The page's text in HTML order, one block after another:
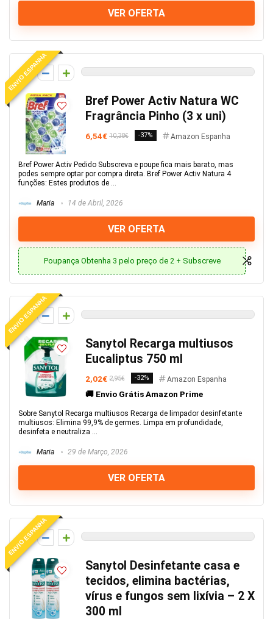
VER OFERTA
ENVIO ESPANHA
0
Bref Power Activ Natura WC
Fragrância Pinho (3 x uni)
6,54€ 10,38€ -37% Amazon Espanha
Bref Power Activ Pedido Subscreva e poupe fica mais barato, mas
podes sempre optar por compra direta. Bref Power Activ Natura 4
funções: Estes produtos de ...
Maria 14 de Abril, 2026
VER OFERTA
Poupança Obtenha 3 pelo preço de 2 + Subscreve
ENVIO ESPANHA
0
Sanytol Recarga multiusos
Eucaliptus 750 ml
2,02€ 2,95€ -32% Amazon Espanha
🚚 Envio Grátis Amazon Prime
Sobre Sanytol Recarga multiusos Recarga de limpador desinfetante
multiusos: Elimina 99,9% de germes. Limpa em profundidade,
desinfeta e neutraliza ...
Maria 29 de Março, 2026
VER OFERTA
ENVIO ESPANHA
0
Sanytol Desinfetante casa e
tecidos, elimina bactérias,
vírus e fungos sem lixívia – 2 X
300 ml